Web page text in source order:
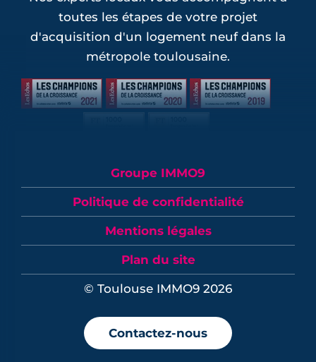
toutes les étapes de votre projet
d'acquisition d'un logement neuf dans la
métropole toulousaine.
Groupe IMMO9
Politique de confidentialité
Mentions légales
Plan du site
© Toulouse IMMO9 2026
Contactez-nous